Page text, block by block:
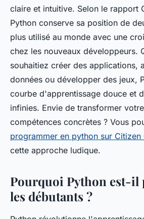
claire et intuitive. Selon le rapport
Python conserve sa position de
plus utilisé au monde avec une
chez les nouveaux développeurs.
souhaitiez créer des applications,
données ou développer des jeux,
courbe d'apprentissage douce et
infinies. Envie de transformer
compétences concrètes ? Vous
programmer en python sur Citizen
cette approche ludique.
Pourquoi Python est-il
les débutants ?